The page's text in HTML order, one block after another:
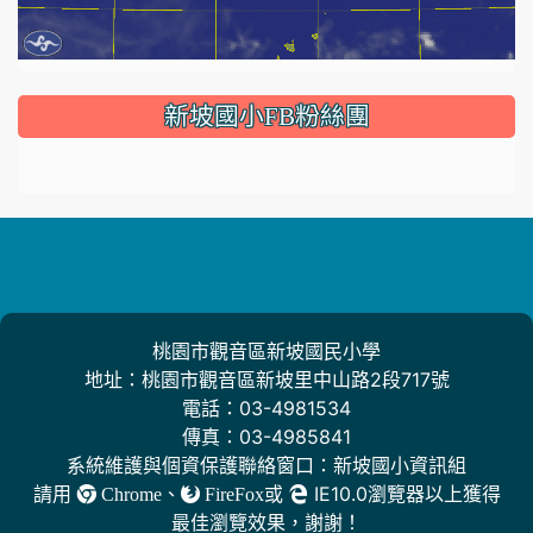
::: 新坡國小FB粉絲團
桃園市觀音區新坡國民小學
地址：桃園市觀音區新坡里中山路2段717號
電話：03-4981534
傳真：03-4985841
系統維護與個資保護聯絡窗口：新坡國小資訊組
請用
Chrome、 FireFox或
IE10.0瀏覽器以上獲得
最佳瀏覽效果，謝謝！